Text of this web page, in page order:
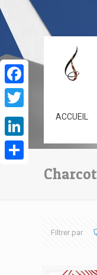
ACCUEIL
Charcot
Filtrer par
Facebook
Twitter
LinkedIn